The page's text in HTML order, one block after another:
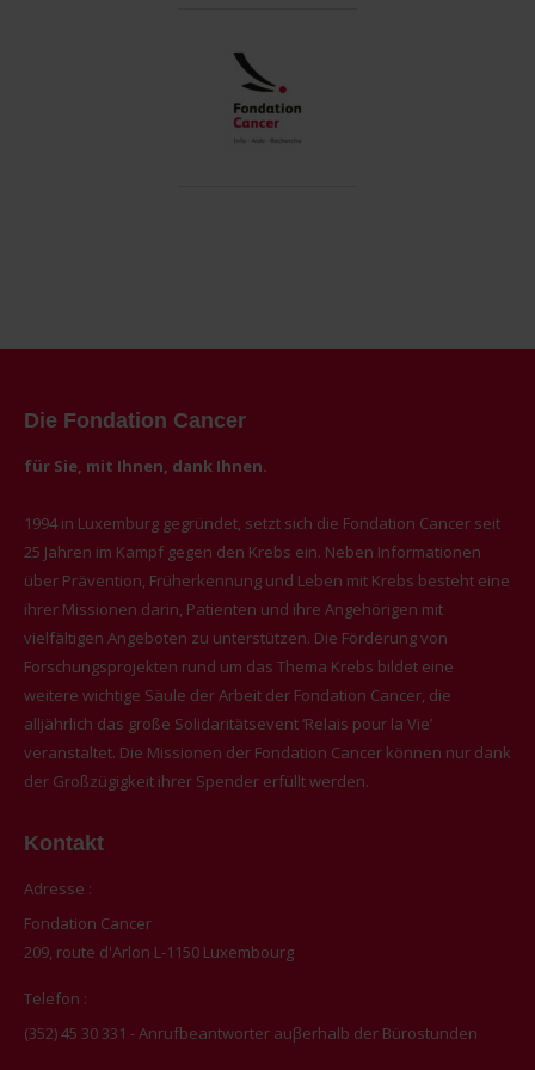
Die Fondation Cancer
für Sie, mit Ihnen, dank Ihnen.
1994 in Luxemburg gegründet, setzt sich die Fondation Cancer seit
25 Jahren im Kampf gegen den Krebs ein. Neben Informationen
über Prävention, Früherkennung und Leben mit Krebs besteht eine
ihrer Missionen darin, Patienten und ihre Angehörigen mit
vielfältigen Angeboten zu unterstützen. Die Förderung von
Forschungsprojekten rund um das Thema Krebs bildet eine
weitere wichtige Säule der Arbeit der Fondation Cancer, die
alljährlich das große Solidaritätsevent ‘Relais pour la Vie’
veranstaltet. Die Missionen der Fondation Cancer können nur dank
der Großzügigkeit ihrer Spender erfüllt werden.
Kontakt
Adresse :
Fondation Cancer
209, route d'Arlon L-1150 Luxembourg
Telefon :
(352) 45 30 331 - Anrufbeantworter auβerhalb der Bürostunden